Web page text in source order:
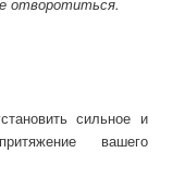
сильное и
вашего